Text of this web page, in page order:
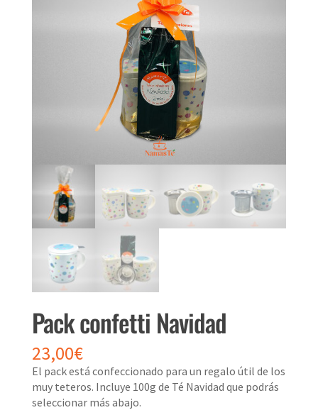
Pack confetti Navidad
23,00€
El pack está confeccionado para un regalo útil de los
muy teteros. Incluye 100g de Té Navidad que podrás
seleccionar más abajo.